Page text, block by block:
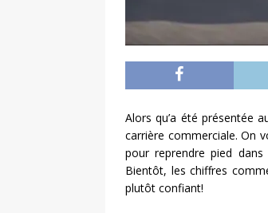
Alors qu’a été présentée
carrière commerciale. On
pour reprendre pied
Bientôt, les chiffres
plutôt confiant!